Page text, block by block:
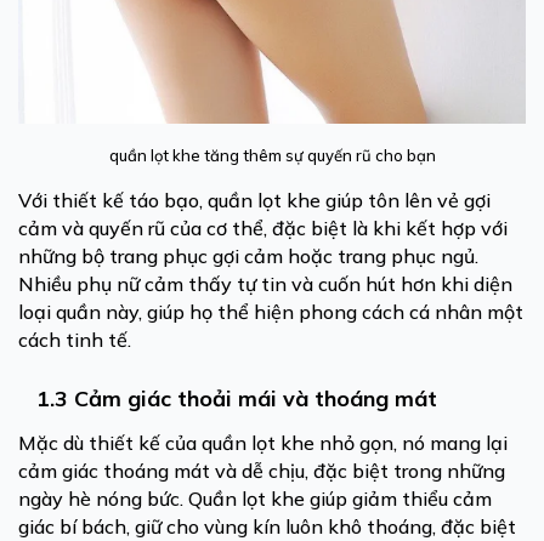
quần lọt khe tăng thêm sự quyến rũ cho bạn
Với thiết kế táo bạo, quần lọt khe giúp tôn lên vẻ gợi
cảm và quyến rũ của cơ thể, đặc biệt là khi kết hợp với
những bộ trang phục gợi cảm hoặc trang phục ngủ.
Nhiều phụ nữ cảm thấy tự tin và cuốn hút hơn khi diện
loại quần này, giúp họ thể hiện phong cách cá nhân một
cách tinh tế.
1.3 Cảm giác thoải mái và thoáng mát
Mặc dù thiết kế của quần lọt khe nhỏ gọn, nó mang lại
cảm giác thoáng mát và dễ chịu, đặc biệt trong những
ngày hè nóng bức. Quần lọt khe giúp giảm thiểu cảm
giác bí bách, giữ cho vùng kín luôn khô thoáng, đặc biệt